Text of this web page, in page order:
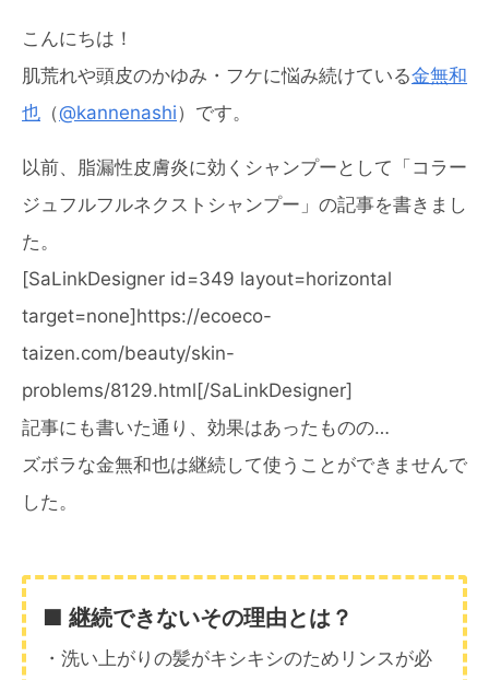
こんにちは！
肌荒れや頭皮のかゆみ・フケに悩み続けている金無和
也 （@kannenashi）です。
以前、脂漏性皮膚炎に効くシャンプーとして「コラー
ジュフルフルネクストシャンプー」の記事を書きまし
た。
[SaLinkDesigner id=349 layout=horizontal
target=none]https://ecoeco-
taizen.com/beauty/skin-
problems/8129.html[/SaLinkDesigner]
記事にも書いた通り、効果はあったものの…
ズボラな金無和也は継続して使うことができませんで
した。
■ 継続できないその理由とは？
・洗い上がりの髪がキシキシのためリンスが必